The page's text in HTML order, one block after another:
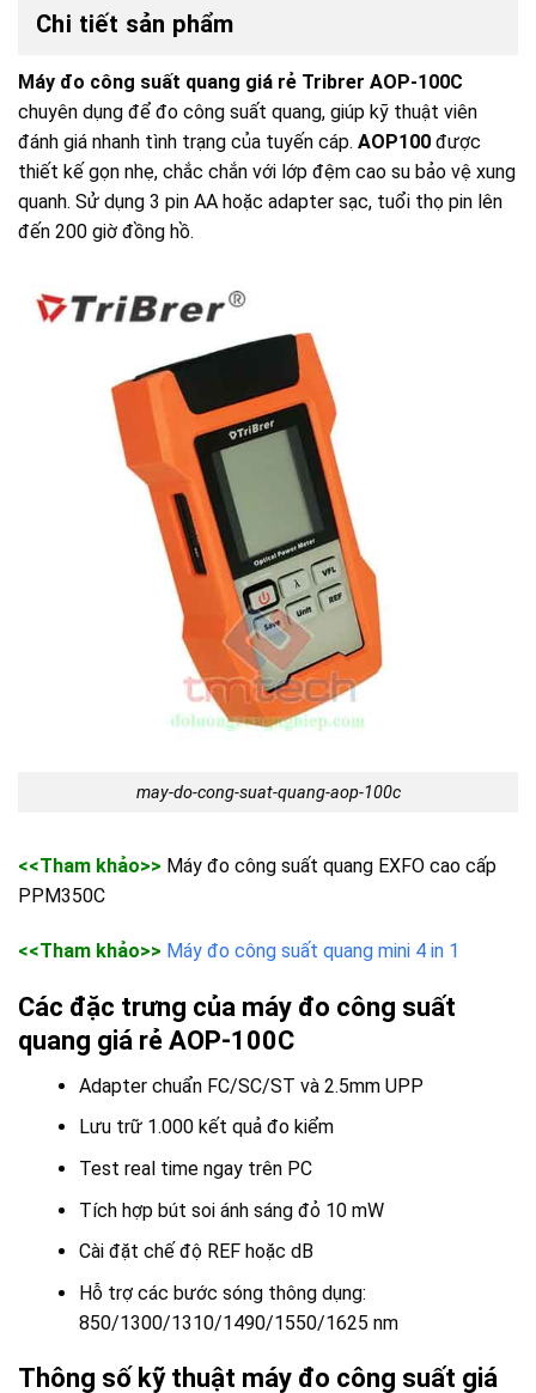
Chi tiết sản phẩm
Máy đo công suất quang giá rẻ Tribrer AOP-100C
chuyên dụng để đo công suất quang, giúp kỹ thuật viên
đánh giá nhanh tình trạng của tuyến cáp. AOP100 được
thiết kế gọn nhẹ, chắc chắn với lớp đệm cao su bảo vệ xung
quanh. Sử dụng 3 pin AA hoặc adapter sạc, tuổi thọ pin lên
đến 200 giờ đồng hồ.
may-do-cong-suat-quang-aop-100c
<<Tham khảo>> Máy đo công suất quang EXFO cao cấp
PPM350C
<<Tham khảo>> Máy đo công suất quang mini 4 in 1
Các đặc trưng của máy đo công suất
quang giá rẻ AOP-100C
Adapter chuẩn FC/SC/ST và 2.5mm UPP
Lưu trữ 1.000 kết quả đo kiểm
Test real time ngay trên PC
Tích hợp bút soi ánh sáng đỏ 10 mW
Cài đặt chế độ REF hoặc dB
Hỗ trợ các bước sóng thông dụng:
850/1300/1310/1490/1550/1625 nm
Thông số kỹ thuật máy đo công suất giá